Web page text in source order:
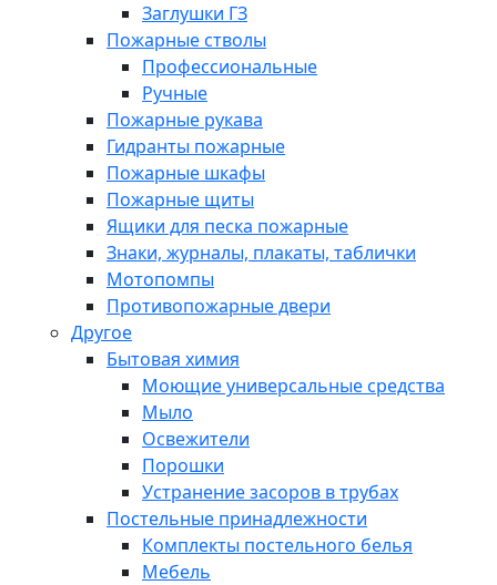
Заглушки ГЗ
Пожарные стволы
Профессиональные
Ручные
Пожарные рукава
Гидранты пожарные
Пожарные шкафы
Пожарные щиты
Ящики для песка пожарные
Знаки, журналы, плакаты, таблички
Мотопомпы
Противопожарные двери
Другое
Бытовая химия
Моющие универсальные средства
Мыло
Освежители
Порошки
Устранение засоров в трубах
Постельные принадлежности
Комплекты постельного белья
Мебель